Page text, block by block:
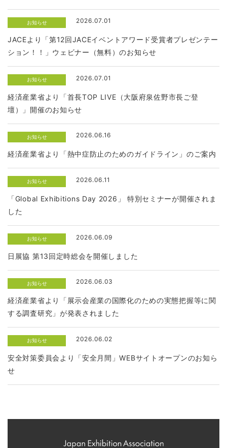
お知らせ 2026.07.01
JACEより「第12回JACEイベントアワード受賞者プレゼンテー
ション！！」ウェビナー（無料）のお知らせ
お知らせ 2026.07.01
経済産業省より「首長TOP LIVE（大阪府泉佐野市長ご登
壇）」開催のお知らせ
お知らせ 2026.06.16
経済産業省より「熱中症防止のためのガイドライン」のご案内
お知らせ 2026.06.11
「Global Exhibitions Day 2026」 特別セミナーが開催されま
した
お知らせ 2026.06.09
日展協 第13回定時総会を開催しました
お知らせ 2026.06.03
経済産業省より「展示会産業の国際化のための実態把握等に関
する調査研究」が発表されました
お知らせ 2026.06.02
安全対策委員会より「安全月間」WEBサイトオープンのお知ら
せ